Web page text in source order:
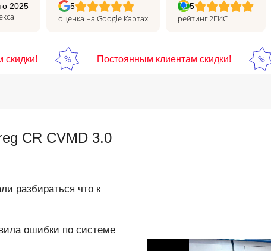
2025 5
оценка на Google Картах
5
рейтинг 2ГИС
Постоянным клиентам скидки!
CR CVMD 3.0
разбираться что к
ошибки по системе